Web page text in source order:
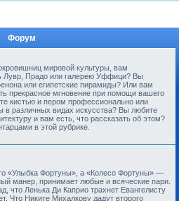
Форум
мировой культуры, вам
Лувр, Прадо или галерею Уффици? Вы
или египетские пирамиды? Или вам
прекрасное мгновение при помощи вашего
кистью и пером профессионально или
в различных видах искусства? Вы любите
и вам есть, что рассказать об этом?
в этой рубрике.
«Улыбка Фортуны», а «Колесо Фортуны» —
манер, принимает любые и всяческие пари.
что Ленька Ди Каприо трахнет Евангелисту
Что Никите Михалкову дадут второго